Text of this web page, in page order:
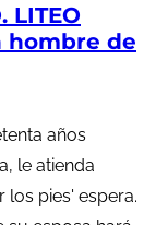
LITEO
hombre de
años
le atienda
pies' espera.